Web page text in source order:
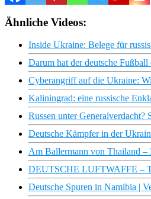
Ähnliche Videos:
Inside Ukraine: Belege für
Darum hat der deutsche
Cyberangriff auf die Ukraine:
Kaliningrad: eine russische
Russen unter
Deutsche Kämpfer in der
Am Ballermann von Thailand –
DEUTSCHE LUFTWAFFE –
Deutsche Spuren in Namibia |